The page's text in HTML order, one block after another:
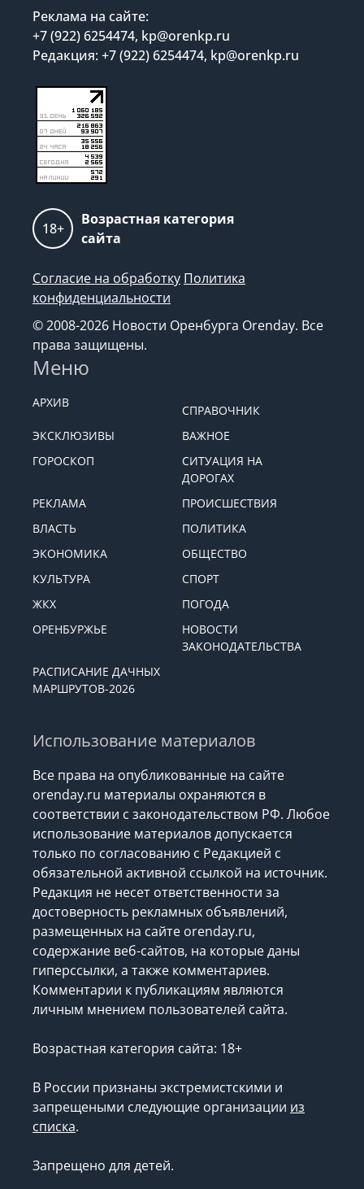
Реклама на сайте:
+7 (922) 6254474, kp@orenkp.ru
Редакция: +7 (922) 6254474, kp@orenkp.ru
18+
Возрастная категория
сайта
Согласие на обработку Политика
конфиденциальности
© 2008-2026 Новости Оренбурга Orenday. Все
права защищены.
Меню
АРХИВ
СПРАВОЧНИК
ЭКСКЛЮЗИВЫ
ВАЖНОЕ
ГОРОСКОП
СИТУАЦИЯ НА
ДОРОГАХ
РЕКЛАМА
ПРОИСШЕСТВИЯ
ВЛАСТЬ
ПОЛИТИКА
ЭКОНОМИКА
ОБЩЕСТВО
КУЛЬТУРА
СПОРТ
ЖКХ
ПОГОДА
ОРЕНБУРЖЬЕ
НОВОСТИ
ЗАКОНОДАТЕЛЬСТВА
РАСПИСАНИЕ ДАЧНЫХ
МАРШРУТОВ-2026
Использование материалов
Все права на опубликованные на сайте
orenday.ru материалы охраняются в
соответствии с законодательством РФ. Любое
использование материалов допускается
только по согласованию с Редакцией с
обязательной активной ссылкой на источник.
Редакция не несет ответственности за
достоверность рекламных объявлений,
размещенных на сайте orenday.ru,
содержание веб-сайтов, на которые даны
гиперссылки, а также комментариев.
Комментарии к публикациям являются
личным мнением пользователей сайта.
Возрастная категория сайта: 18+
В России признаны экстремистскими и
запрещеными следующие организации из
списка.
Запрещено для детей.